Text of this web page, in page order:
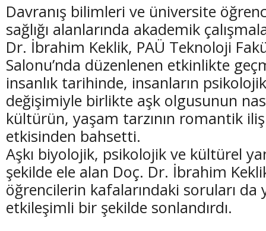
Davranış bilimleri ve üniversite
sağlığı alanlarında akademik
Dr. İbrahim Keklik, PAÜ Teknoloji
Salonu’nda düzenlenen etkinlikte
insanlık tarihinde, insanların psikolojik
değişimiyle birlikte aşk olgusunun
kültürün, yaşam tarzının romantik
etkisinden bahsetti.
Aşkı biyolojik, psikolojik ve kültürel
şekilde ele alan Doç. Dr. İbrahim
öğrencilerin kafalarındaki soruları da
etkileşimli bir şekilde sonlandırdı.
(20 Şubat - 20 Mart)
Balık Burcunun 09.08.2026 Günlük Yorumu
(21 Mart - 20
Koç